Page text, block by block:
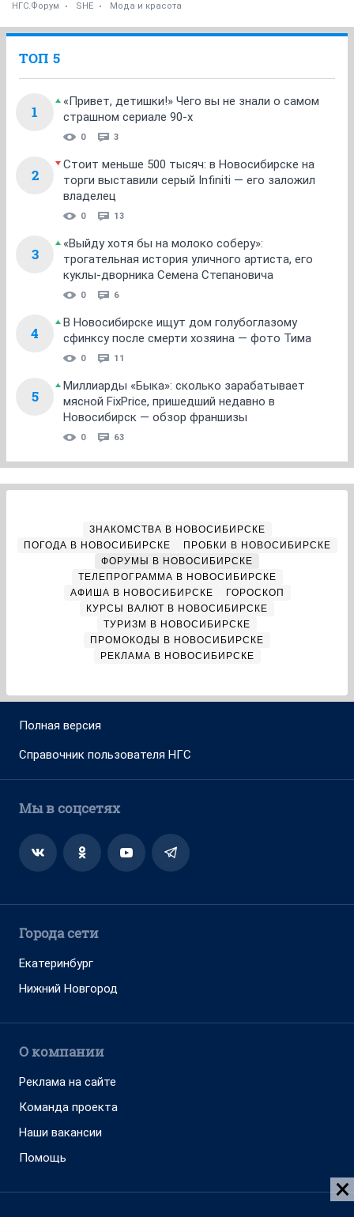
НГС.Форум SHE Мода и красота
ТОП 5
1
«Привет, детишки!» Чего вы не знали о самом
страшном сериале 90-х
0 3
2
Стоит меньше 500 тысяч: в Новосибирске на
торги выставили серый Infiniti — его заложил
владелец
0 13
3
«Выйду хотя бы на молоко соберу»:
трогательная история уличного артиста, его
куклы-дворника Семена Степановича
0 6
4
В Новосибирске ищут дом голубоглазому
сфинксу после смерти хозяина — фото Тима
0 11
5
Миллиарды «Быка»: сколько зарабатывает
мясной FixPrice, пришедший недавно в
Новосибирск — обзор франшизы
0 63
ЗНАКОМСТВА В НОВОСИБИРСКЕ
ПОГОДА В НОВОСИБИРСКЕ
ПРОБКИ В НОВОСИБИРСКЕ
ФОРУМЫ В НОВОСИБИРСКЕ
ТЕЛЕПРОГРАММА В НОВОСИБИРСКЕ
АФИША В НОВОСИБИРСКЕ
ГОРОСКОП
КУРСЫ ВАЛЮТ В НОВОСИБИРСКЕ
ТУРИЗМ В НОВОСИБИРСКЕ
ПРОМОКОДЫ В НОВОСИБИРСКЕ
РЕКЛАМА В НОВОСИБИРСКЕ
Полная версия
Справочник пользователя НГС
Мы в соцсетях
Города сети
Екатеринбург
Нижний Новгород
О компании
Реклама на сайте
Команда проекта
Наши вакансии
Помощь